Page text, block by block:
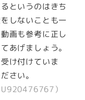
というのはきち
しないことも一
画も参考に正し
あげましょう。
け付けていま
さい。
）